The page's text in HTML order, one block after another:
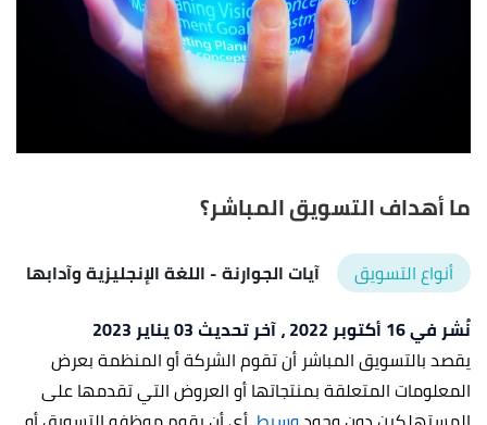
ما أهداف التسويق المباشر؟
أنواع التسويق آيات الجوارنة- اللغة الإنجليزية وآدابها
نُشر في 16 أكتوبر 2022
، آخر تحديث 03 يناير 2023
يقصد بالتسويق المباشر أن تقوم الشركة أو المنظمة بعرض
المعلومات المتعلقة بمنتجاتها أو العروض التي تقدمها على